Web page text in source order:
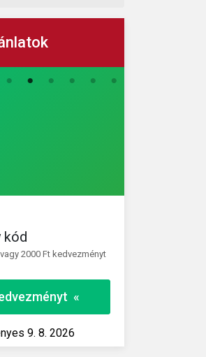
kód
2000 Ft kedvezményt
«
9. 8. 2026